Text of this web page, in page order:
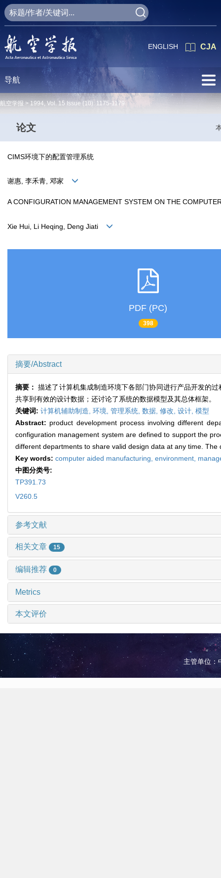
CJA
ENGLISH
导航
航空学报 > 1994, Vol. 15 Issue (10): 1175-1179
论文
CIMS环境下的配置管理系统
谢惠, 李禾青, 邓家
A CONFIGURATION MANAGEMENT SYSTEM ON THE
Xie Hui, Li Heqing, Deng Jiati
PDF (PC)
398
摘要/Abstract
摘要：描述了计算机集成制造环境下各部门协同进行产品开发的
共享到有效的设计数据；还讨论了系统的数据模型及其总体框架。
关键词: 计算机辅助制造, 环境, 管理系统, 数据, 修改, 设计, 模型
Abstract: product development process involving different
configuration management system are defined to support the
different departments to share valid design data at any time.
Key words: computer aided manufacturing, environment,
中图分类号:
TP391.73
V260.5
参考文献
相关文章 15
编辑推荐 0
Metrics
本文评价
主管单位：